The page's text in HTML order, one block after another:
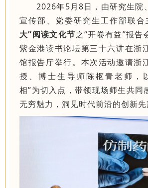
2026年5月8日，由研究生院
宣传部、党委研究生工作部联合
大”阅读文化节之“开卷有益”报告
紫金港读书论坛第三十六讲在浙
馆报告厅举行。本次活动邀请浙
授、博士生导师陈枢青老师，
相”为切入点，带领现场师生共同
无穷魅力，洞见时代前沿的创新先